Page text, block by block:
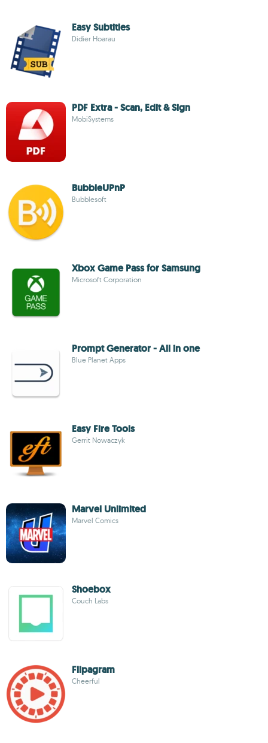
Easy Subtitles
Didier Hoarau
PDF Extra - Scan, Edit & Sign
MobiSystems
BubbleUPnP
Bubblesoft
Xbox Game Pass for Samsung
Microsoft Corporation
Prompt Generator - All in one
Blue Planet Apps
Easy Fire Tools
Gerrit Nowaczyk
Marvel Unlimited
Marvel Comics
Shoebox
Couch Labs
Flipagram
Cheerful